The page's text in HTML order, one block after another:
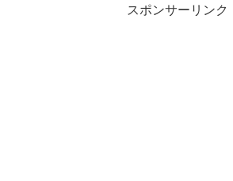
スポンサーリンク